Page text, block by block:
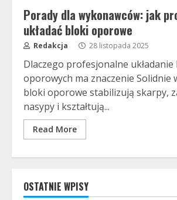
Porady dla wykonawców: jak
układać bloki oporowe
Redakcja 28 listopada 2025
Dlaczego profesjonalne
oporowych ma znaczenie Solidnie
bloki oporowe stabilizują skarpy,
nasypy i kształtują...
Read More
OSTATNIE WPISY